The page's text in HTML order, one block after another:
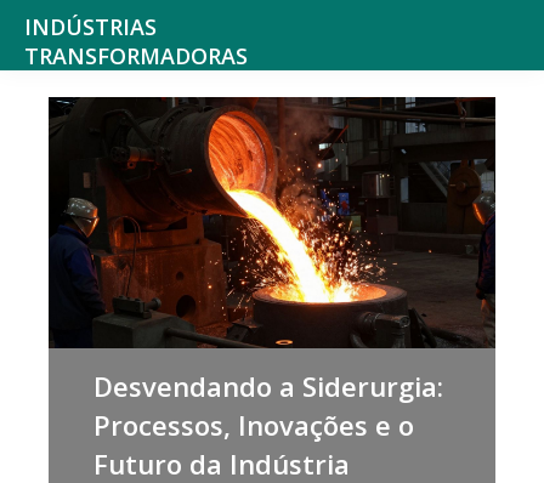
Saltar
para
menu
principal
Skip
main
content
INDÚSTRIAS
TRANSFORMADORAS
Indústrias
alimentares,
bebidas,
tabaco,
texteis,
produtos
químicos
farmacêuticos
mobiliário
Desvendando a Siderurgia:
Processos, Inovações e o
Futuro da Indústria